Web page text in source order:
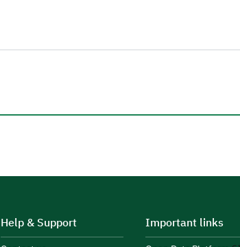
Help & Support Important links